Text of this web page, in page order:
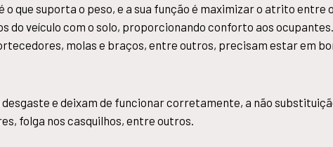
que suporta o peso, e a sua função é maximizar o atrito entre
veículo com o solo, proporcionando conforto aos
molas e braços, entre outros, precisam estar em
e deixam de funcionar corretamente, a não
folga nos casquilhos, entre outros.